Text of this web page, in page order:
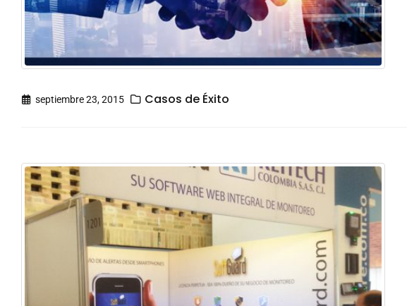
septiembre 23, 2015 Casos de Éxito